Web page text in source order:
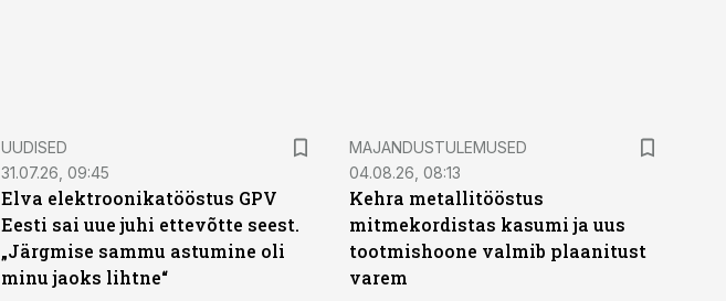
UUDISED
31.07.26, 09:45
Elva elektroonikatööstus GPV
Eesti sai uue juhi ettevõtte seest.
„Järgmise sammu astumine oli
minu jaoks lihtne“
MAJANDUSTULEMUSED
04.08.26, 08:13
Kehra metallitööstus
mitmekordistas kasumi ja uus
tootmishoone valmib plaanitust
varem